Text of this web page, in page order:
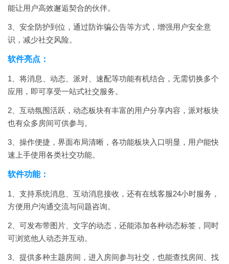
能让用户高效邂逅契合的伙伴。
3、安全防护到位，通过防诈骗公告等方式，增强用户安全意
识，减少社交风险。
软件亮点：
1、将消息、动态、派对、速配等功能有机结合，无需切换多个
应用，即可享受一站式社交服务。
2、互动氛围活跃，动态板块有丰富的用户分享内容，派对板块
也有众多房间可供参与。
3、操作便捷，界面布局清晰，各功能板块入口明显，用户能快
速上手使用各类社交功能。
软件功能：
1、支持系统消息、互动消息接收，还有在线客服24小时服务，
方便用户沟通交流与问题咨询。
2、可发布带图片、文字的动态，还能添加各种动态标签，同时
可浏览他人动态并互动。
3、提供多种主题房间，进入房间参与社交，也能查找房间、找